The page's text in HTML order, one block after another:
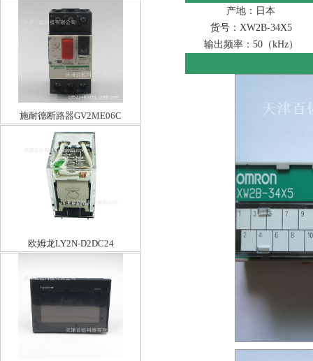
施耐德断路器GV2ME06C
欧姆龙LY2N-D2DC24
产地：日本
货号：XW2B-34X5
输出频率：50（kHz）